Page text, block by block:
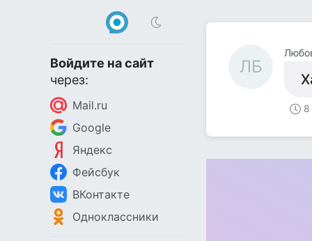
Войдите на сайт
через:
Mail.ru
Google
Яндекс
Фейсбук
ВКонтакте
Одноклассники
ЛБ
8